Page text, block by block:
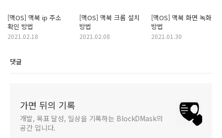
[맥OS] 맥북 ip 주소
확인 방법
2021.02.18
[맥OS] 맥북 크롬 설치
방법
2021.02.08
[맥OS] 맥북 화면 녹화
방법
2021.01.30
댓글
가면 뒤의 기록
개발, 목표 달성, 일상을 기록하는 BlockDMask의
공간 입니다.